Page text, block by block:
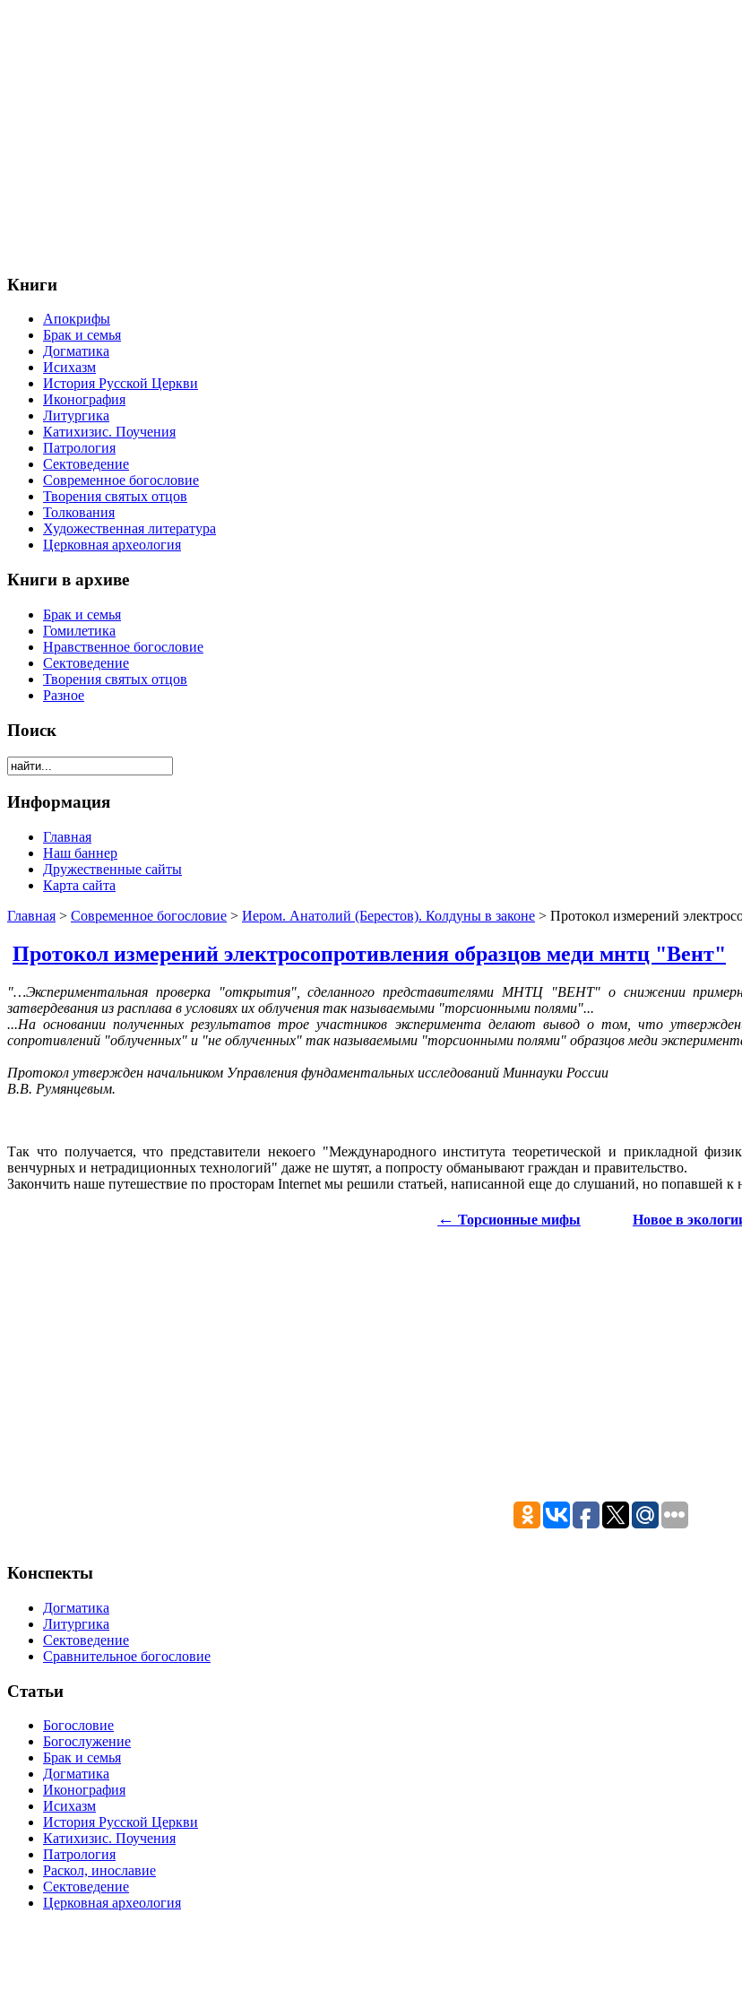
Книги
Апокрифы
Брак и семья
Догматика
Исихазм
История Русской Церкви
Иконография
Литургика
Катихизис. Поучения
Патрология
Сектоведение
Современное богословие
Творения святых отцов
Толкования
Художественная литература
Церковная археология
Книги в архиве
Брак и семья
Гомилетика
Нравственное богословие
Сектоведение
Творения святых отцов
Разное
Поиск
Информация
Главная
Наш баннер
Дружественные сайты
Карта сайта
Главная > Современное богословие > Иером. Анатолий (Берестов). Колдуны в законе > Протокол измерений
Протокол измерений электросопротивления образцов меди мнтц "Вент"
"…Экспериментальная проверка "открытия", сделанного представителями МНТЦ "ВЕНТ" о снижении
затвердевания из расплава в условиях их облучения так называемыми "торсионными полями"...
...На основании полученных результатов трое участников эксперимента делают вывод о том, что
сопротивлений "облученных" и "не облученных" так называемыми "торсионными полями" образцов меди
Протокол утвержден начальником Управления фундаментальных исследований Миннауки России
В.В. Румянцевым.
Так что получается, что представители некоего "Международного института теоретической и прикладной
венчурных и нетрадиционных технологий" даже не шутят, а попросту обманывают граждан и правительство.
Закончить наше путешествие по просторам Internet мы решили статьей, написанной еще до слушаний, но попавшей к
← Торсионные мифы Новое в
Конспекты
Догматика
Литургика
Сектоведение
Сравнительное богословие
Статьи
Богословие
Богослужение
Брак и семья
Догматика
Иконография
Исихазм
История Русской Церкви
Катихизис. Поучения
Патрология
Раскол, инославие
Сектоведение
Церковная археология